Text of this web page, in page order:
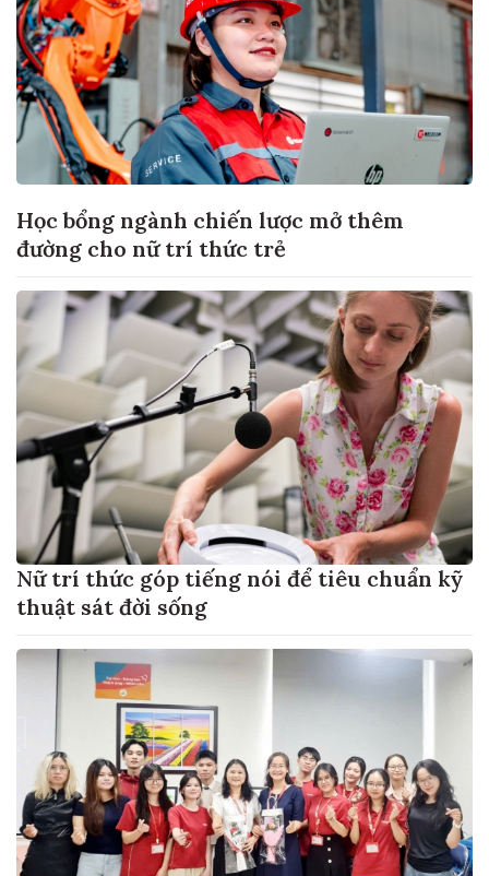
Học bổng ngành chiến lược mở thêm
đường cho nữ trí thức trẻ
Nữ trí thức góp tiếng nói để tiêu chuẩn kỹ
thuật sát đời sống